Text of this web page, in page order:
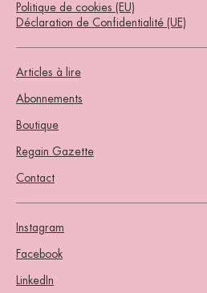
Politique de cookies (EU)
Déclaration de Confidentialité (UE)
Articles à lire
Abonnements
Boutique
Regain Gazette
Contact
Instagram
Facebook
LinkedIn